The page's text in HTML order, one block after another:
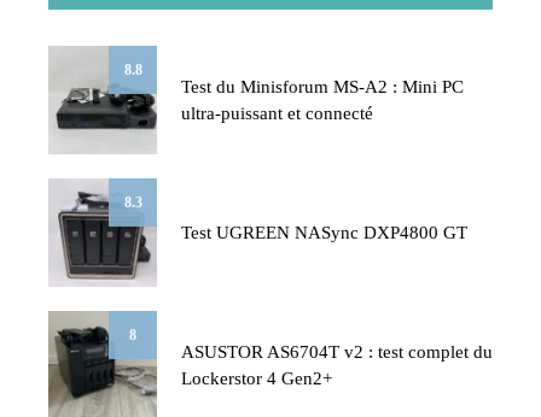
8.8
Test du Minisforum MS-A2 : Mini PC
ultra-puissant et connecté
8.3
Test UGREEN NASync DXP4800 GT
8
ASUSTOR AS6704T v2 : test complet du
Lockerstor 4 Gen2+